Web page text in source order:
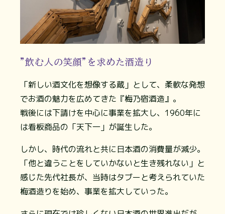
"飲む人の笑顔"を求めた酒造り
「新しい酒文化を想像する蔵」として、柔軟な発想
でお酒の魅力を広めてきた『梅乃宿酒造』。
戦後には下請けを中心に事業を拡大し、1960年に
は看板商品の「天下一」が誕生した。
しかし、時代の流れと共に日本酒の消費量が減少。
「他と違うことをしていかないと生き残れない」と
感じた先代社長が、当時はタブーと考えられていた
梅酒造りを始め、事業を拡大していった。